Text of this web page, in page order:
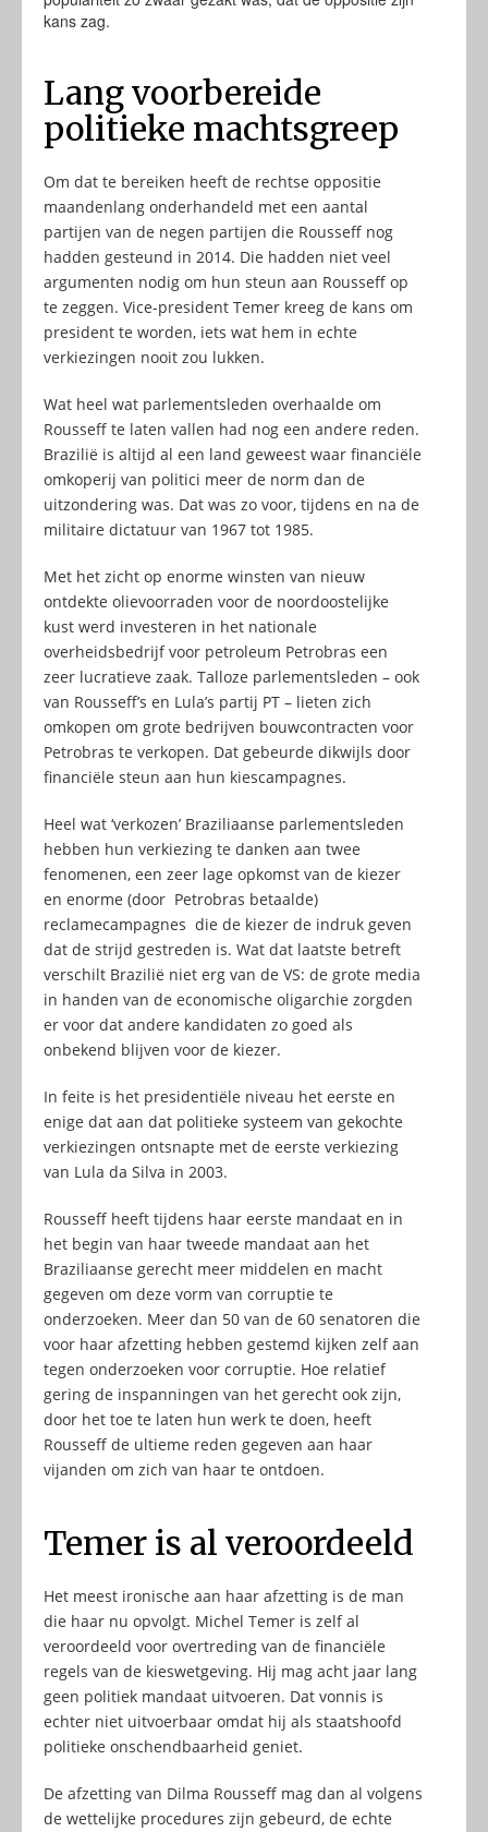
kans zag.
Lang voorbereide
politieke machtsgreep
Om dat te bereiken heeft de rechtse oppositie
maandenlang onderhandeld met een aantal
partijen van de negen partijen die Rousseff nog
hadden gesteund in 2014. Die hadden niet veel
argumenten nodig om hun steun aan Rousseff op
te zeggen. Vice-president Temer kreeg de kans om
president te worden, iets wat hem in echte
verkiezingen nooit zou lukken.
Wat heel wat parlementsleden overhaalde om
Rousseff te laten vallen had nog een andere reden.
Brazilië is altijd al een land geweest waar financiële
omkoperij van politici meer de norm dan de
uitzondering was. Dat was zo voor, tijdens en na de
militaire dictatuur van 1967 tot 1985.
Met het zicht op enorme winsten van nieuw
ontdekte olievoorraden voor de noordoostelijke
kust werd investeren in het nationale
overheidsbedrijf voor petroleum Petrobras een
zeer lucratieve zaak. Talloze parlementsleden – ook
van Rousseff’s en Lula’s partij PT – lieten zich
omkopen om grote bedrijven bouwcontracten voor
Petrobras te verkopen. Dat gebeurde dikwijls door
financiële steun aan hun kiescampagnes.
Heel wat ‘verkozen’ Braziliaanse parlementsleden
hebben hun verkiezing te danken aan twee
fenomenen, een zeer lage opkomst van de kiezer
en enorme (door Petrobras betaalde)
reclamecampagnes die de kiezer de indruk geven
dat de strijd gestreden is. Wat dat laatste betreft
verschilt Brazilië niet erg van de VS: de grote media
in handen van de economische oligarchie zorgden
er voor dat andere kandidaten zo goed als
onbekend blijven voor de kiezer.
In feite is het presidentiële niveau het eerste en
enige dat aan dat politieke systeem van gekochte
verkiezingen ontsnapte met de eerste verkiezing
van Lula da Silva in 2003.
Rousseff heeft tijdens haar eerste mandaat en in
het begin van haar tweede mandaat aan het
Braziliaanse gerecht meer middelen en macht
gegeven om deze vorm van corruptie te
onderzoeken. Meer dan 50 van de 60 senatoren die
voor haar afzetting hebben gestemd kijken zelf aan
tegen onderzoeken voor corruptie. Hoe relatief
gering de inspanningen van het gerecht ook zijn,
door het toe te laten hun werk te doen, heeft
Rousseff de ultieme reden gegeven aan haar
vijanden om zich van haar te ontdoen.
Temer is al veroordeeld
Het meest ironische aan haar afzetting is de man
die haar nu opvolgt. Michel Temer is zelf al
veroordeeld voor overtreding van de financiële
regels van de kieswetgeving. Hij mag acht jaar lang
geen politiek mandaat uitvoeren. Dat vonnis is
echter niet uitvoerbaar omdat hij als staatshoofd
politieke onschendbaarheid geniet.
De afzetting van Dilma Rousseff mag dan al volgens
de wettelijke procedures zijn gebeurd, de echte